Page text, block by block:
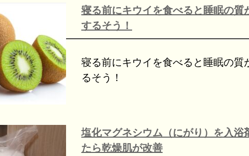
寝る前にキウイを食べると睡眠の質
するそう！
寝る前にキウイを食べると睡眠の質
るそう！
塩化マグネシウム（にがり）を入浴
たら乾燥肌が改善